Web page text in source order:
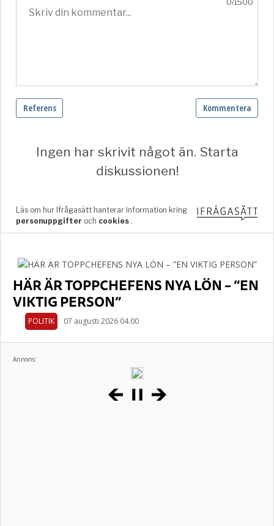
HÄR ÄR TOPPCHEFENS NYA LÖN – ”EN
VIKTIG PERSON”
POLITIK 07 augusti 2026 04.00
Annons: